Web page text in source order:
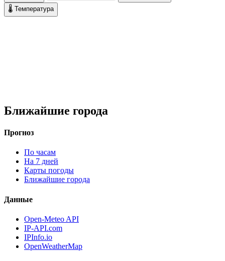
🌡 Температура
Ближайшие города
Прогноз
По часам
На 7 дней
Карты погоды
Ближайшие города
Данные
Open-Meteo API
IP-API.com
IPInfo.io
OpenWeatherMap